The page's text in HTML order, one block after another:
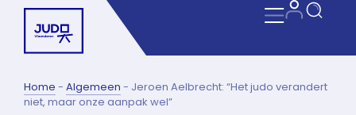
Home - Algemeen - Jeroen Aelbrecht: “Het judo verandert
niet, maar onze aanpak wel”